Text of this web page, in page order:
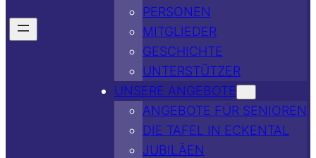
PERSONEN
MITGLIEDER
GESCHICHTE
UNTERSTÜTZER
UNSERE ANGEBOTE
ANGEBOTE FÜR SENIOREN
DIE TAFEL IN ECKENTAL
JUBILÄEN